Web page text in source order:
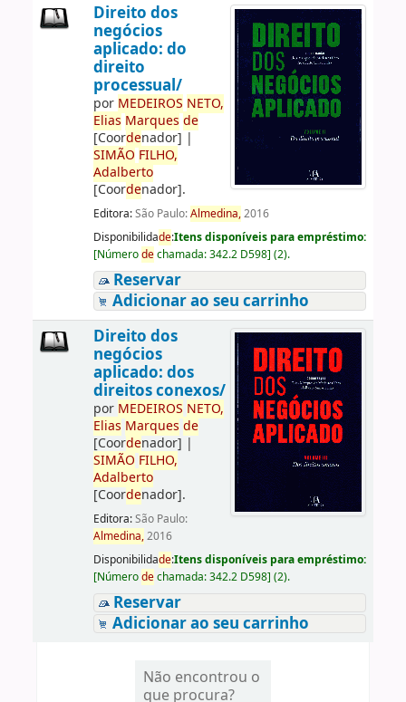
Direito dos
negócios
aplicado: do
direito
processual/
por MEDEIROS NETO,
Elias Marques de
[Coordenador] |
SIMÃO FILHO,
Adalberto
[Coordenador].
Editora:São Paulo:Almedina,2016
Disponibilidade:Itens disponíveis para empréstimo:
[Númerodechamada:342.2 D598] (2).
Reservar
Adicionar ao seu carrinho
Direito dos
negócios
aplicado: dos
direitos conexos/
por MEDEIROS NETO,
Elias Marques de
[Coordenador] |
SIMÃO FILHO,
Adalberto
[Coordenador].
Editora:São Paulo:
Almedina,2016
Disponibilidade:Itens disponíveis para empréstimo:
[Númerodechamada:342.2 D598] (2).
Reservar
Adicionar ao seu carrinho
Não encontrou o
que procura?